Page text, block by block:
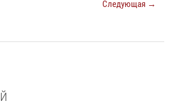
Следующая →